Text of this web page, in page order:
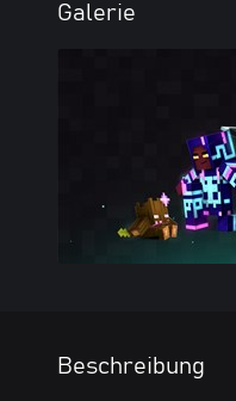
Galerie
Beschreibung